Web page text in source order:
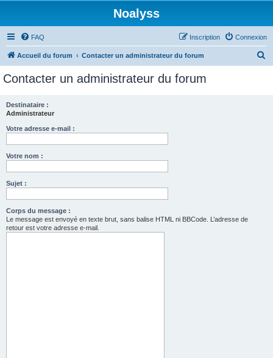
Noalyss
FAQ Connexion
Inscription
Accueil du forum Contacter un administrateur du forum
Contacter un administrateur du forum
Destinataire :
Administrateur
Votre adresse e-mail :
Votre nom :
Sujet :
Corps du message :
Le message est envoyé en texte brut, sans balise HTML ni BBCode. L’adresse de
retour est votre adresse e-mail.